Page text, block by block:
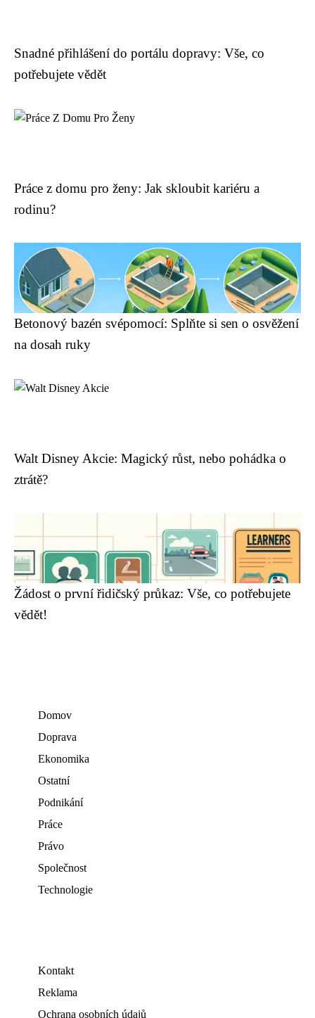
Snadné přihlášení do portálu dopravy: Vše, co
potřebujete vědět
Práce z domu pro ženy: Jak skloubit kariéru a
rodinu?
Betonový bazén svépomocí: Splňte si sen o osvěžení
na dosah ruky
Walt Disney Akcie: Magický růst, nebo pohádka o
ztrátě?
Žádost o první řidičský průkaz: Vše, co potřebujete
vědět!
Domov
Doprava
Ekonomika
Ostatní
Podnikání
Práce
Právo
Společnost
Technologie
Kontakt
Reklama
Ochrana osobních údajů